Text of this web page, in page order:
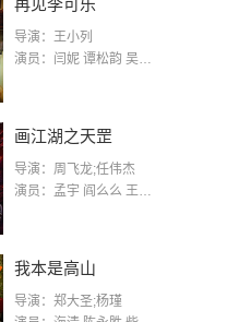
再见李可乐
导演：王小列
演员：闫妮 谭松韵 吴京 蒋龙 赵小棠 冯雷 李虎城 平安 小七 小可乐
画江湖之天罡
导演：周飞龙;任伟杰
演员：孟宇 阎么么 王凯 郭政建 阎萌萌 杨默 高枫 齐斯伽 刘芊含 马程
我本是高山
导演：郑大圣;杨瑾